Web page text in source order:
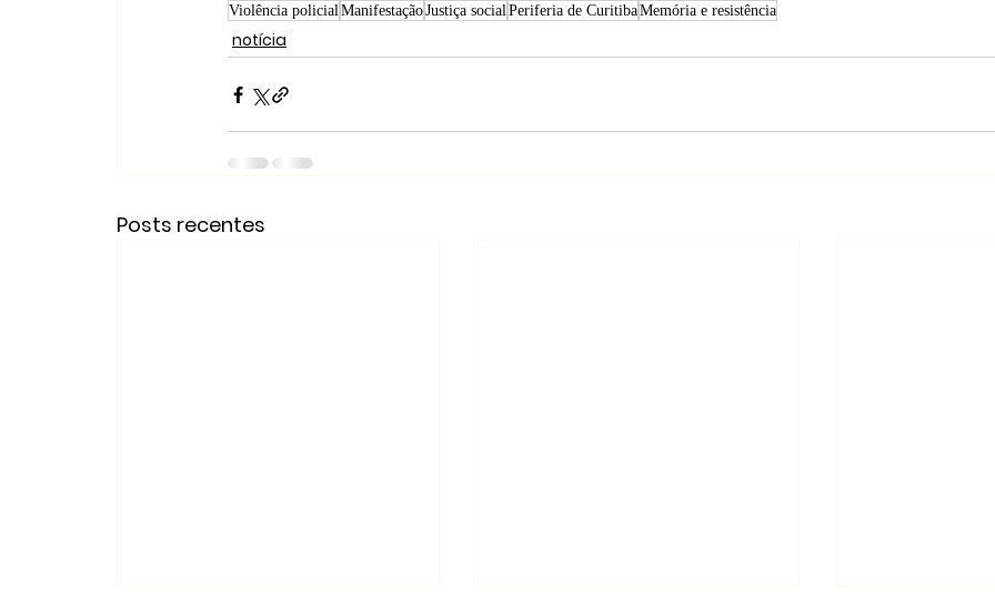
Violência policialManifestaçãoJustiça socialPeriferia de CuritibaMemória e resistência
notícia
Posts recentes